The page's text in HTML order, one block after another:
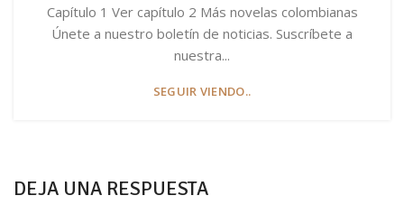
Capítulo 1 Ver capítulo 2 Más novelas colombianas
Únete a nuestro boletín de noticias. Suscríbete a
nuestra...
SEGUIR VIENDO..
DEJA UNA RESPUESTA